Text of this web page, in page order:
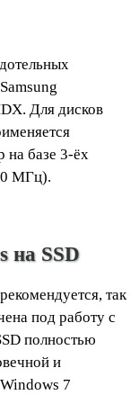
Для дисков
на базе 3-ёх
МГц).
на SSD
так
под работу с
полностью
и
7